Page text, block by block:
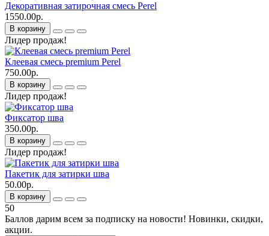
Декоративная затирочная смесь Perel
1550.00р.
В корзину
Лидер продаж!
Клеевая смесь premium Perel
750.00р.
В корзину
Лидер продаж!
Фиксатор шва
350.00р.
В корзину
Лидер продаж!
Пакетик для затирки шва
50.00р.
В корзину
50
Баллов дарим всем за подписку на новости! Новинки, скидки,
акции.